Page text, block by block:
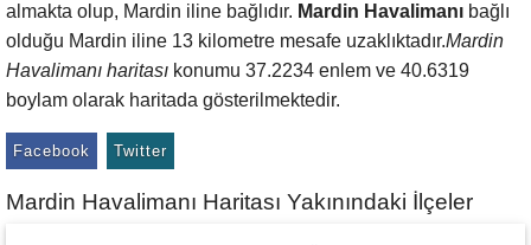
almakta olup, Mardin iline bağlıdır. Mardin Havalimanı bağlı
olduğu Mardin iline 13 kilometre mesafe uzaklıktadır.Mardin
Havalimanı haritası konumu 37.2234 enlem ve 40.6319
boylam olarak haritada gösterilmektedir.
Facebook Twitter
Mardin Havalimanı Haritası Yakınındaki İlçeler